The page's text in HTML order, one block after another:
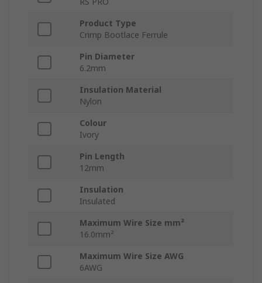
Product Type
Crimp Bootlace Ferrule
Pin Diameter
6.2mm
Insulation Material
Nylon
Colour
Ivory
Pin Length
12mm
Insulation
Insulated
Maximum Wire Size mm²
16.0mm²
Maximum Wire Size AWG
6AWG